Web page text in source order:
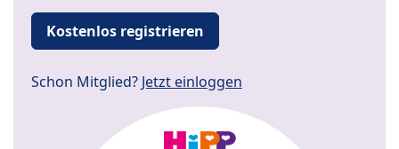
Kostenlos registrieren
Schon Mitglied? Jetzt einloggen